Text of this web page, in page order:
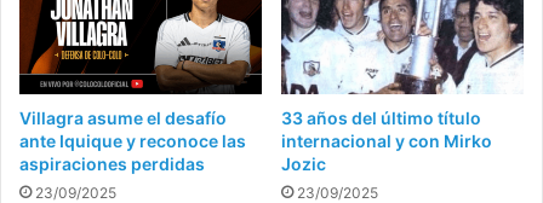
Villagra asume el desafío
ante Iquique y reconoce las
aspiraciones perdidas
23/09/2025
33 años del último título
internacional y con Mirko
Jozic
23/09/2025